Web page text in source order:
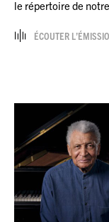
le répertoire de
ÉCOUTER